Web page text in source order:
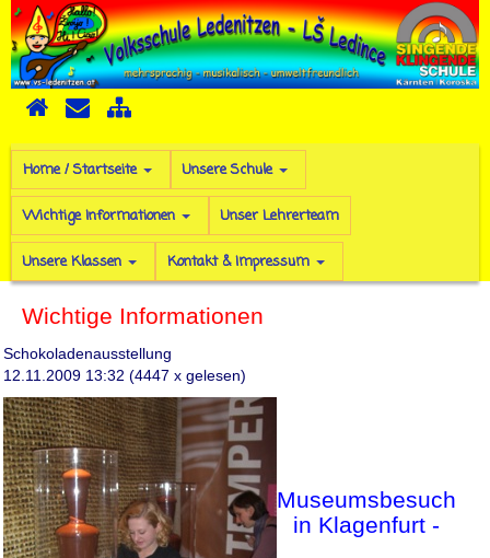
Home / Startseite Unsere Schule
Wichtige Informationen Unser Lehrerteam
Unsere Klassen Kontakt & Impressum
Wichtige Informationen
Schokoladenausstellung
12.11.2009 13:32 (4447 x gelesen)
Museumsbesuch
in Klagenfurt -